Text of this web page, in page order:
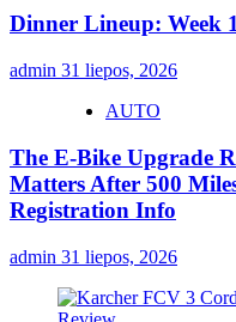
Dinner Lineup: Week
admin 31 liepos, 2026
AUTO
The E-Bike Upgrade
Matters After 500
Registration Info
admin 31 liepos, 2026